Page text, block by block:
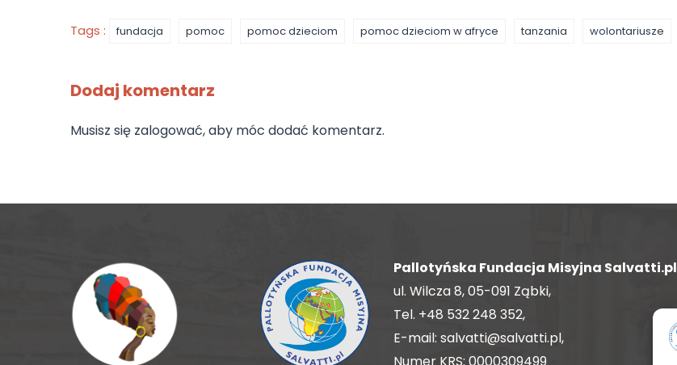
Tags : fundacja pomoc pomoc dzieciom pomoc dzieciom w afryce tanzania wolontariusze
Dodaj komentarz
Musisz się zalogować, aby móc dodać komentarz.
Pallotyńska Fundacja Misyjna Salvatti.pl
ul. Wilcza 8, 05-091 Ząbki,
Tel. +48 532 248 352,
E-mail: salvatti@salvatti.pl,